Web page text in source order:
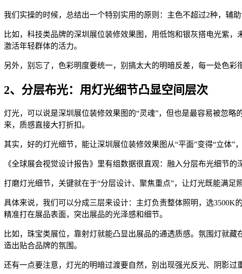
我们实操的时候，总结出一个特别实用的原则：主色不超过2种，辅
比如，科技类品牌的深圳展位装修效果图，用低饱和银灰搭电光紫
激活年轻群体的活力。
另外，别忘了，色彩明度要统一，别搞太大的明暗反差，每一处色
2、分层布光：用灯光细节凸显空间层次
灯光，可以说是深圳展位装修效果图的“灵魂”，但也是最容易被忽
来，质感直接大打折扣。
其实，好的灯光细节，能让深圳展位装修效果图从“平面”变得“立体”
《全球展会视觉设计报告》里有组数据很直观：融入分层布光细节
打磨灯光细节，关键就在于“分层设计、聚焦重点”，让灯光既能满足
具体来说，我们可以分成三层来设计：主灯负责整体照明，选3500K
精准打在展品表面，突出展品的光泽感和细节。
比如，珠宝类展位，靠射灯就能凸显出展品的通透质感。氛围灯就
造出贴合品牌的氛围。
还有一点要注意，灯光的明暗过渡要自然，别出现强光反光、阴影